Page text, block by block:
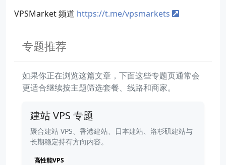
VPSMarket 频道 https://t.me/vpsmarkets
专题推荐
如果你正在浏览这篇文章，下面这些专题页通常会
更适合继续按主题筛选套餐、线路和商家。
建站 VPS 专题
聚合建站 VPS、香港建站、日本建站、洛杉矶建站与
长期稳定持有方向内容。
高性能VPS